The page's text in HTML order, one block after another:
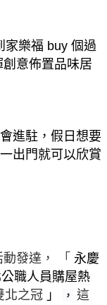
家樂福 buy 個過
意佈置品味居
進駐 ， 假日想要
出門就可以欣賞
發達， 「 永慶
職人員購屋熱
北之冠 」 ， 這